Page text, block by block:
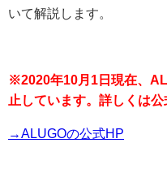
いて解説します。
※2020年10月1日現在、
止しています。詳しくは公
→ALUGOの公式HP